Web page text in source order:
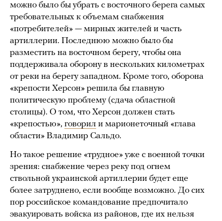
можно было бы убрать с восточного берега самых
требовательных к объемам снабжения
«потребителей» — мирных жителей и часть
артиллерии. Последнюю можно было бы
разместить на восточном берегу, чтобы она
поддерживала оборону в нескольких километрах
от реки на берегу западном. Кроме того, оборона
«крепости Херсон» решила бы главную
политическую проблему (сдача областной
столицы). О том, что Херсон должен стать
«крепостью», говорил и марионеточный «глава
области» Владимир Сальдо.
Но такое решение «трудное» уже с военной точки
зрения: снабжение через реку под огнем
ствольной украинской артиллерии будет еще
более затруднено, если вообще возможно. До сих
пор российское командование предпочитало
эвакуировать войска из районов, где их нельзя